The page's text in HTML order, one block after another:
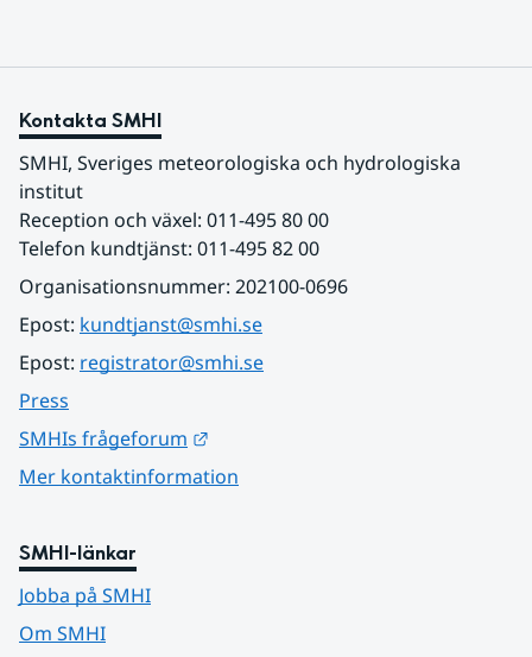
Kontakta SMHI
SMHI, Sveriges meteorologiska och hydrologiska
institut
Reception och växel: 011-495 80 00
Telefon kundtjänst: 011-495 82 00
Organisationsnummer: 202100-0696
Epost: kundtjanst@smhi.se
Epost: registrator@smhi.se
Press
SMHIs frågeforum
Mer kontaktinformation
SMHI-länkar
Jobba på SMHI
Om SMHI